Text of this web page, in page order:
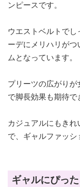
ンピースです。
ウエストベルトで
ーデにメリハリが
ムとなっています。
プリーツの広がり
で脚長効果も期待で
カジュアルにもき
で、ギャルファッシ
ギャルにぴっ